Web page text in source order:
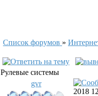
Список форумов »
Рулевые системы
gvr
2018